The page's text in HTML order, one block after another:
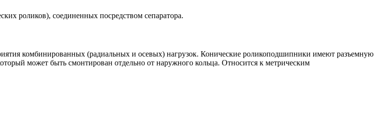
роликов), соединенных посредством сепаратора.
комбинированных (радиальных и осевых) нагрузок. Конические роликоподшипники имеют разъемную
может быть смонтирован отдельно от наружного кольца. Относится к метрическим